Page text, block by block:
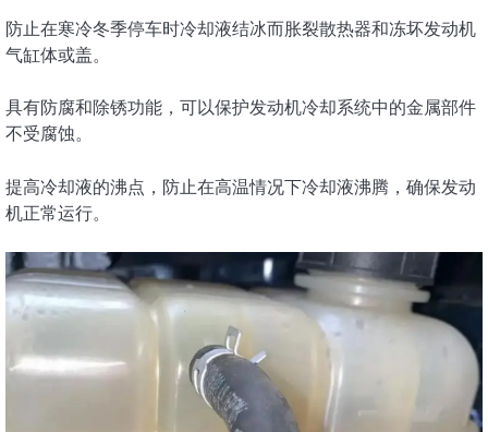
防止在寒冷冬季停车时冷却液结冰而胀裂散热器和冻坏发动机
气缸体或盖。
具有防腐和除锈功能，可以保护发动机冷却系统中的金属部件
不受腐蚀。
提高冷却液的沸点，防止在高温情况下冷却液沸腾，确保发动
机正常运行。